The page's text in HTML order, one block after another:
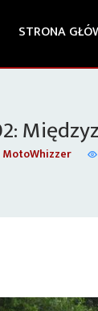
STRONA
MotoWhizzer